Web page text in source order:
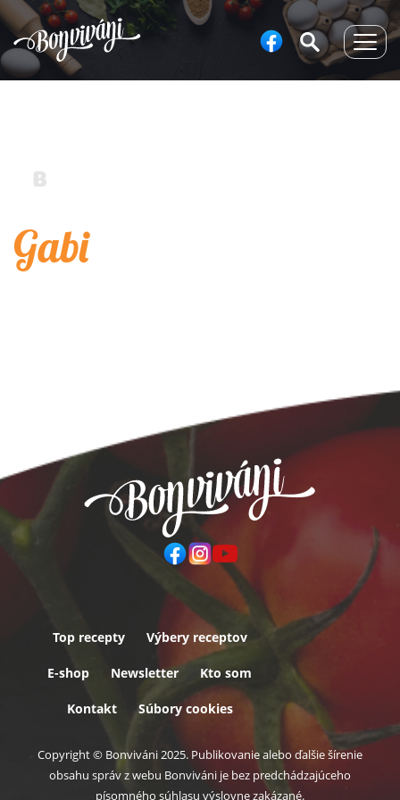
Gabi
Päta
Top recepty Výbery receptov
E-shop Newsletter Kto som
Kontakt Súbory cookies
Copyright © Bonviváni 2025. Publikovanie alebo ďalšie šírenie
obsahu správ z webu Bonviváni je bez predchádzajúceho
písomného súhlasu výslovne zakázané.